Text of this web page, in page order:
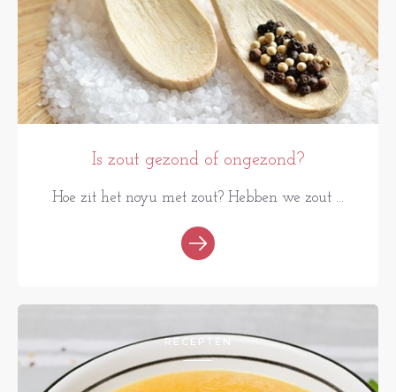
Is zout gezond of ongezond?
Hoe zit het noyu met zout? Hebben we zout ...
RECEPTEN